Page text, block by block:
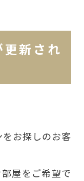
新され
お探しのお客
屋をご希望で